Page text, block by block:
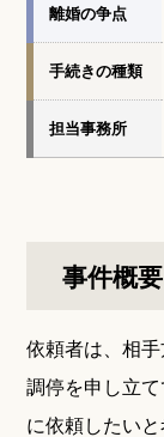
離婚の争点
手続きの種類
担当事務所
事件概要
依頼者は、相
調停を申し立
に依頼したい